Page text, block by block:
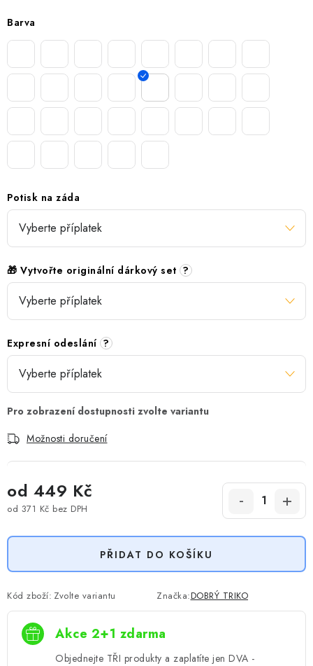
Barva
Potisk na záda
🎁 Vytvořte originální dárkový set ?
Expresní odeslání ?
Možnosti doručení
od 449 Kč
od 371 Kč bez DPH
PŘIDAT DO KOŠÍKU
Kód zboží: Zvolte variantu Značka:DOBRÝ TRIKO
Akce 2+1 zdarma
Objednejte TŘI produkty a zaplatíte jen DVA -